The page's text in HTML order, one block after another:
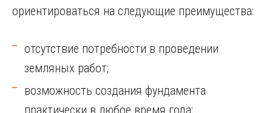
ориентироваться на следующие преимущества:
отсутствие потребности в проведении
земляных работ;
возможность создания фундамента
практически в любое время года;